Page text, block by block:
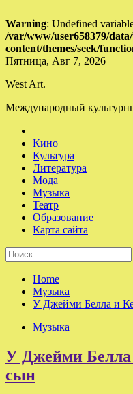
Warning: Undefined
/var/www/user658379/
content/themes/seek/
Skip
content
Пятница, Авг 7, 2026
West Art.
Международный
Кино
Культура
Литература
Мода
Музыка
Театр
Образование
Карта сайта
Найти:
Home
Музыка
У Джейми Белла и
Музыка
У Джейми
сын